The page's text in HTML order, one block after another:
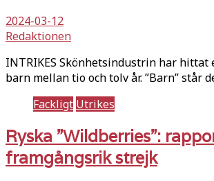
2024-03-12
Redaktionen
INTRIKES Skönhetsindustrin har hittat
barn mellan tio och tolv år. ”Barn” står
Fackligt Utrikes
Ryska ”Wildberries”:
framgångsrik strejk